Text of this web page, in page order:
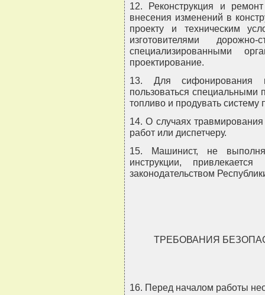
12. Реконструкция и
внесения изменений в
проекту и техническим
изготовителями
специализированными
проектирование.
13. Для сифонирования
пользоваться специальными
топливо и продувать систему
14. О случаях
работ или диспетчеру.
15. Машинист, не
инструкции,
законодательством
ТРЕБОВАНИЯ
16. Перед началом работы